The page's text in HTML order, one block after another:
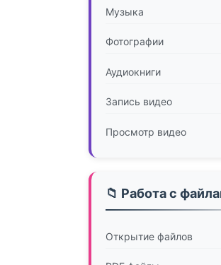
Музыка
Фотографии
Аудиокниги
Запись видео
Просмотр видео
📁 Работа с
Открытие файлов